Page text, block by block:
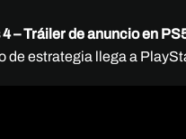
– Tráiler de anuncio en
de estrategia llega a